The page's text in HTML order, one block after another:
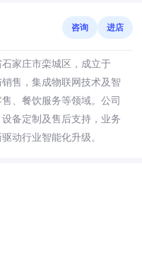
咨询 进店
家庄市栾城区，成立于
售，集成物联网技术及智
、餐饮服务等领域。公司
备定制及售后支持，业务
动行业智能化升级。